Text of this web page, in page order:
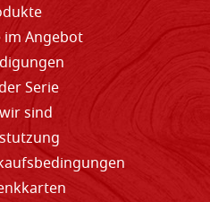
Angebot
Serie
sind